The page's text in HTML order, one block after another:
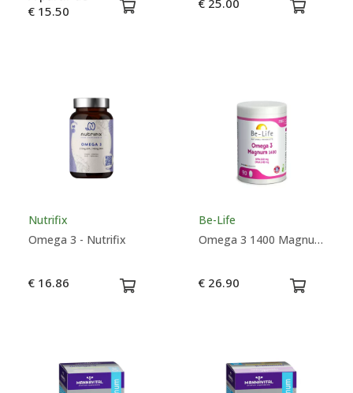
€ 15.50
€ 25.00
Nutrifix
Omega 3 - Nutrifix
€ 16.86
Be-Life
Omega 3 1400 Magnum - Be-Life
€ 26.90